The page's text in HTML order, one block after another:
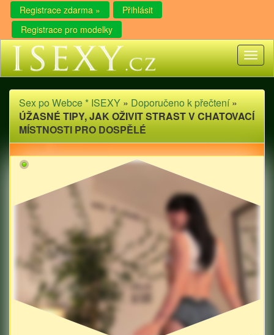
Registrace zdarma »
Přihlásit
Registrace pro modelky
Sex po Webce * ISEXY » Doporučeno k přečtení»
ÚŽASNÉ TIPY, JAK OŽIVIT STRAST V CHATOVACÍ
MÍSTNOSTI PRO DOSPĚLÉ